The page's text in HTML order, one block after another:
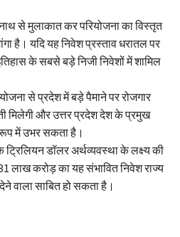
से मुलाकात कर परियोजना का विस्तृत
है। यदि यह निवेश प्रस्ताव धरातल पर
के सबसे बड़े निजी निवेशों में शामिल
से प्रदेश में बड़े पैमाने पर रोजगार
मिलेगी और उत्तर प्रदेश देश के प्रमुख
रूप में उभर सकता है।
ट्रिलियन डॉलर अर्थव्यवस्था के लक्ष्य की
लाख करोड़ का यह संभावित निवेश राज्य
वाला साबित हो सकता है।